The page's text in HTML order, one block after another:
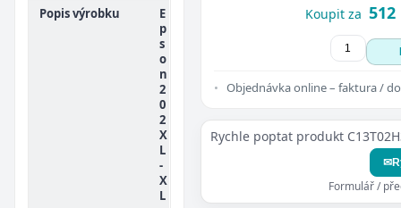
Popis výrobku
E
p
s
o
n
2
0
2
X
L
-
X
L
Koupit za 512
Objednávka online – faktura /
Rychle poptat produkt
✉
Formulář /